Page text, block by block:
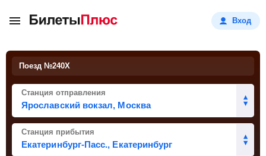
Вход
Поезд №240Х
Станция отправления
Станция прибытия